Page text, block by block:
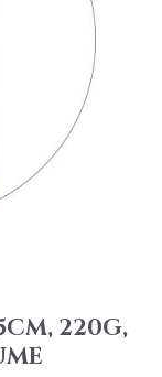
220G,